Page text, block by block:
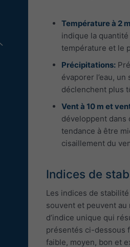
Température à 2
indique la
température et le
Précipitations:
évaporer l’eau,
déclenchent plus
Vent à 10 m et
développent dans
tendance à être
cisaillement du
Indices de
Les indices de
souvent et peuvent
d’indice unique qui
présentés ci-dessous
faible, moyen, bon et